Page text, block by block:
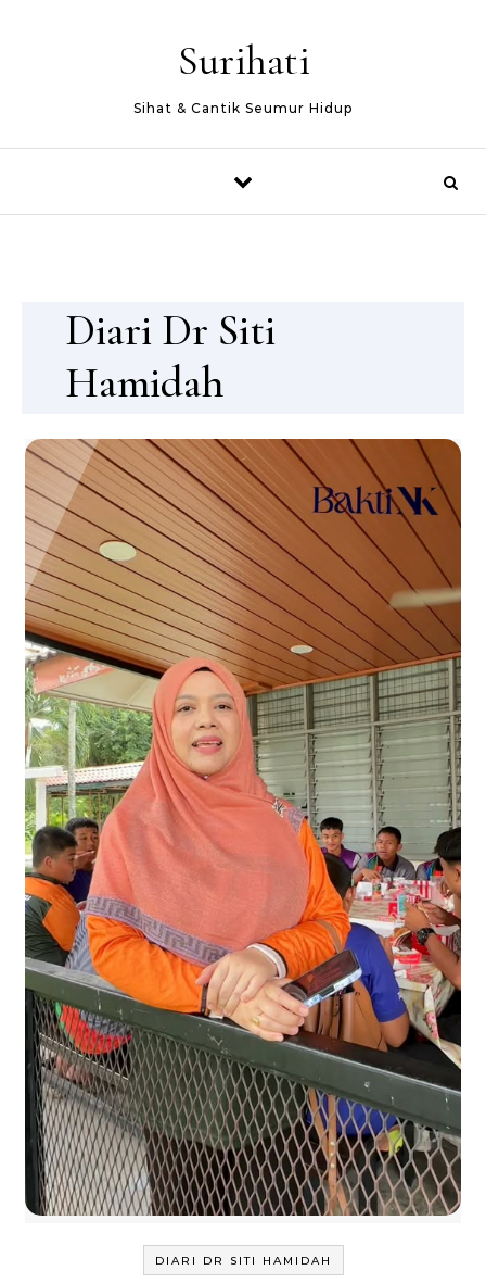
Surihati
Sihat & Cantik Seumur Hidup
Diari Dr Siti
Hamidah
DIARI DR SITI HAMIDAH